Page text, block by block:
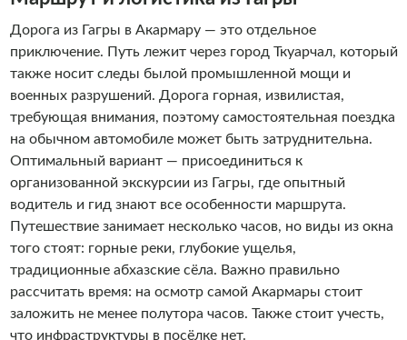
Дорога из Гагры в Акармару — это отдельное
приключение. Путь лежит через город Ткуарчал, который
также носит следы былой промышленной мощи и
военных разрушений. Дорога горная, извилистая,
требующая внимания, поэтому самостоятельная поездка
на обычном автомобиле может быть затруднительна.
Оптимальный вариант — присоединиться к
организованной экскурсии из Гагры, где опытный
водитель и гид знают все особенности маршрута.
Путешествие занимает несколько часов, но виды из окна
того стоят: горные реки, глубокие ущелья,
традиционные абхазские сёла. Важно правильно
рассчитать время: на осмотр самой Акармары стоит
заложить не менее полутора часов. Также стоит учесть,
что инфраструктуры в посёлке нет.